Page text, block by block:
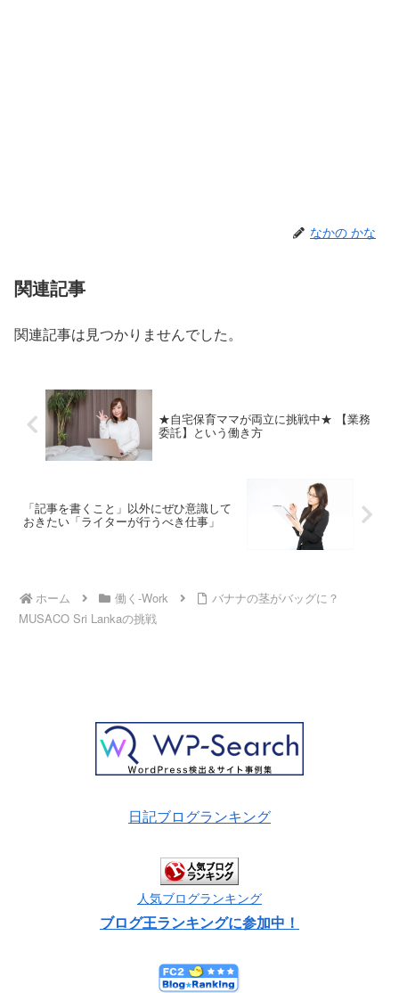
なかの かな
関連記事
関連記事は見つかりませんでした。
★自宅保育ママが両立に挑戦中★ 【業務
委託】という働き方
「記事を書くこと」以外にぜひ意識して
おきたい「ライターが行うべき仕事」
ホーム 働く-Work
バナナの茎がバッグに？
MUSACO Sri Lankaの挑戦
日記ブログランキング
人気ブログランキング
ブログ王ランキングに参加中！